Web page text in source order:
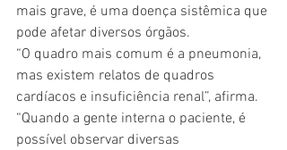
mais grave, é uma doença sistêmica que
pode afetar diversos órgãos.
“O quadro mais comum é a pneumonia,
mas existem relatos de quadros
cardíacos e insuficiência renal”, afirma.
“Quando a gente interna o paciente, é
possível observar diversas